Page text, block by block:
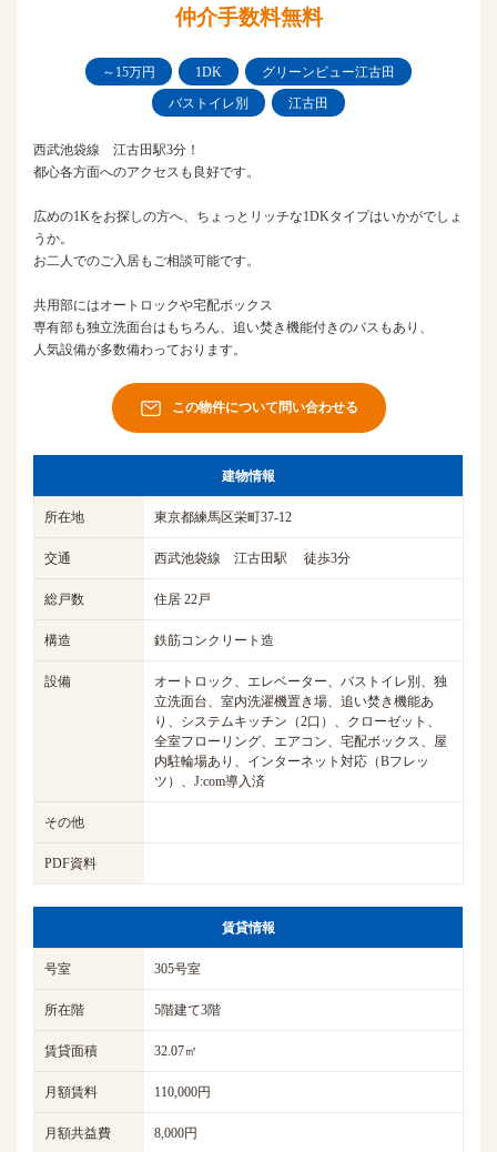
仲介手数料無料
～15万円 1DK
グリーンビュー江古田
バストイレ別
江古田
西武池袋線 江古田駅3分！
都心各方面へのアクセスも良好です。
広めの1Kをお探しの方へ、ちょっとリッチな1DKタイプはいかがでしょ
うか。
お二人でのご入居もご相談可能です。
共用部にはオートロックや宅配ボックス
専有部も独立洗面台はもちろん、追い焚き機能付きのバスもあり、
人気設備が多数備わっております。
この物件について問い合わせる
建物情報
所在地 東京都練馬区栄町37-12
交通 西武池袋線 江古田駅 徒歩3分
総戸数 住居 22戸
構造 鉄筋コンクリート造
設備
オートロック、エレベーター、バストイレ別、独
立洗面台、室内洗濯機置き場、追い焚き機能あ
り、システムキッチン（2口）、クローゼット、
全室フローリング、エアコン、宅配ボックス、屋
内駐輪場あり、インターネット対応（Bフレッ
ツ）、J:com導入済
その他
PDF資料
賃貸情報
号室 305号室
所在階 5階建て3階
賃貸面積 32.07㎡
月額賃料 110,000円
月額共益費 8,000円